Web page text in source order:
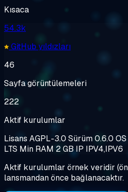
Kısaca
54.3k
GitHub yıldızları
46
Sayfa görüntülemeleri
222
Aktif kurulumlar
Lisans AGPL-3.0 Sürüm0.6.0 OS
LTS Min RAM 2 GB IP IPV4,IPV6
Aktif kurulumlar örnek veridir
lansmandan önce bağlanacaktır.